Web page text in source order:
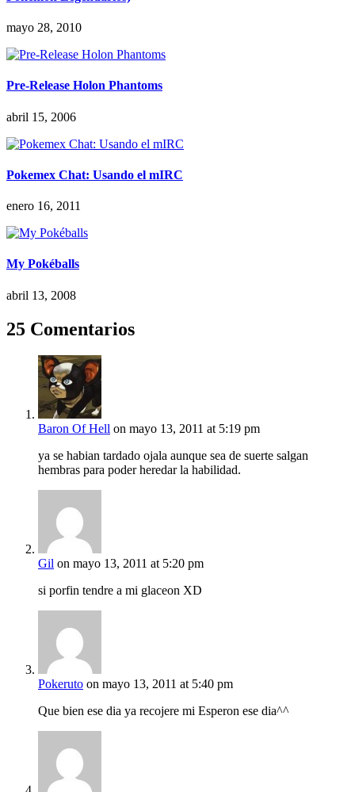
mayo 28, 2010
Pre-Release Holon Phantoms
abril 15, 2006
Pokemex Chat: Usando el mIRC
enero 16, 2011
My Pokéballs
abril 13, 2008
25 Comentarios
Baron Of Hell on mayo 13, 2011 at 5:19 pm
ya se habian tardado ojala aunque sea de suerte salgan
hembras para poder heredar la habilidad.
Gil on mayo 13, 2011 at 5:20 pm
si porfin tendre a mi glaceon XD
Pokeruto on mayo 13, 2011 at 5:40 pm
Que bien ese dia ya recojere mi Esperon ese dia^^